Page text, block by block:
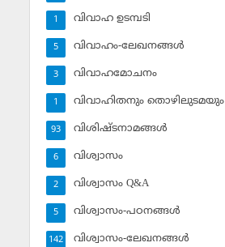
വിവാഹ ഉടമ്പടി
1
വിവാഹം-ലേഖനങ്ങള്‍
5
വിവാഹമോചനം
3
വിവാഹിതനും തൊഴിലുടമയും
1
വിശിഷ്ടനാമങ്ങള്‍
93
വിശ്വാസം
6
വിശ്വാസം Q&A
2
വിശ്വാസം-പഠനങ്ങള്‍
5
വിശ്വാസം-ലേഖനങ്ങള്‍
142